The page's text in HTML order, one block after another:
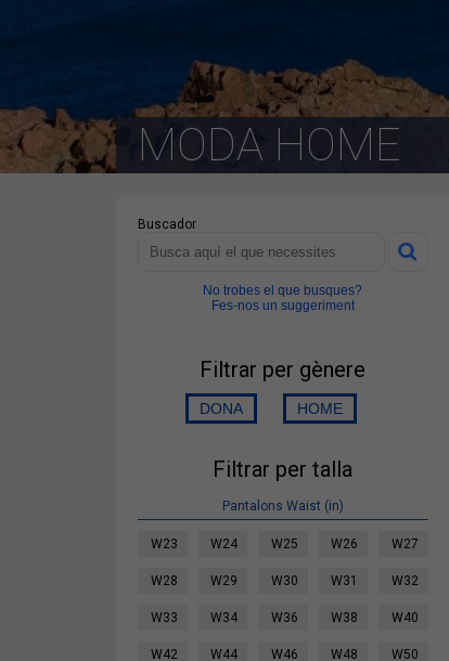
MODA HOME
Buscador
No trobes el que busques?
Fes-nos un suggeriment
Filtrar per gènere
Filtrar per talla
Pantalons Waist (in)
W23 W24 W25 W26 W27
W28 W29 W30 W31 W32
W33 W34 W36 W38 W40
W42 W44 W46 W48 W50